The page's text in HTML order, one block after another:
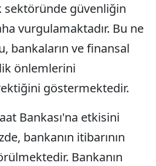
sektöründe güvenliğin
vurgulamaktadır. Bu ne
bankaların ve finansal
önlemlerini
göstermektedir.
Bankası'na etkisini
bankanın itibarının
Bankanın